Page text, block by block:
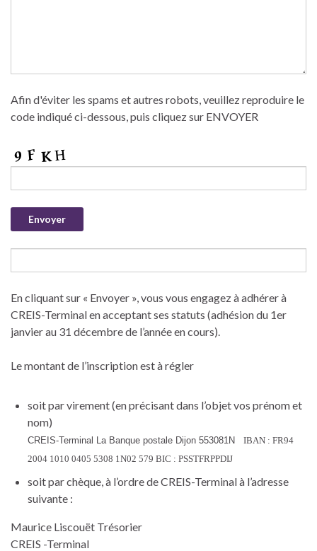
Afin d'éviter les spams et autres robots, veuillez reproduire le
code indiqué ci-dessous, puis cliquez sur ENVOYER
En cliquant sur « Envoyer », vous vous engagez à adhérer à
CREIS-Terminal en acceptant ses statuts (adhésion du 1er
janvier au 31 décembre de l’année en cours).
Le montant de l’inscription est à régler
soit par virement (en précisant dans l’objet vos prénom et
nom)
CREIS-Terminal La Banque postale Dijon 553081N IBAN : FR94
2004 1010 0405 5308 1N02 579 BIC : PSSTFRPPDIJ
soit par chèque, à l’ordre de CREIS-Terminal à l’adresse
suivante :
Maurice Liscouët Trésorier
CREIS -Terminal